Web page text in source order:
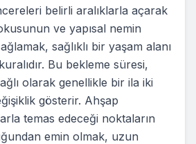
belirli aralıklarla açarak
ve yapısal nemin
sağlıklı bir yaşam alanı
Bu bekleme süresi,
olarak genellikle bir ila iki
gösterir. Ahşap
temas edeceği noktaların
emin olmak, uzun